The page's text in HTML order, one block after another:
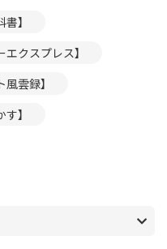
】
クスプレス】
雲録】
】